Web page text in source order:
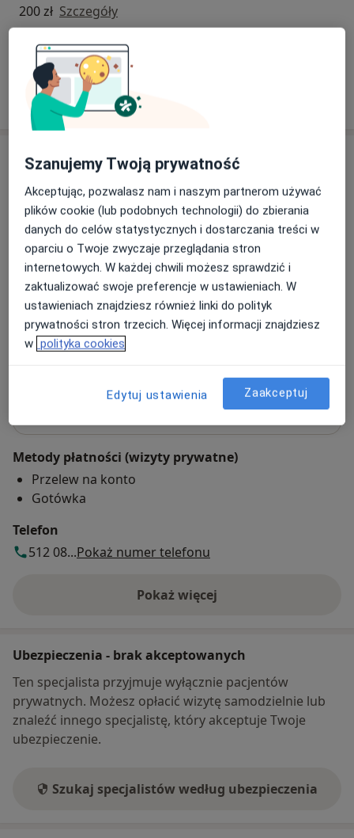
200 zł Szczegóły
+ 1 usługa
W jaki sposób ustalane są ceny?
Adresy (3)
Adres 1 Online Adres 2
Gabinet Psychoterapii Poznawczo-
Behawioralnej
Podkarpacka 5A,38-400Krosno
Dostępność
Pokaż kalendarz
Metody płatności (wizyty prywatne)
Przelew na konto
Gotówka
Telefon
512 08...Pokaż numer telefonu
Pokaż więcej
o adresie
Ubezpieczenia - brak akceptowanych
Ten specjalista przyjmuje wyłącznie pacjentów
prywatnych. Możesz opłacić wizytę samodzielnie lub
znaleźć innego specjalistę, który akceptuje Twoje
ubezpieczenie.
Szukaj specjalistów według ubezpieczenia
Szanujemy Twoją prywatność
Akceptując, pozwalasz nam i naszym partnerom używać
plików cookie (lub podobnych technologii) do zbierania
danych do celów statystycznych i dostarczania treści w
oparciu o Twoje zwyczaje przeglądania stron
internetowych. W każdej chwili możesz sprawdzić i
zaktualizować swoje preferencje w ustawieniach. W
ustawieniach znajdziesz również linki do polityk
prywatności stron trzecich. Więcej informacji znajdziesz
w polityka cookies
Edytuj ustawienia Zaakceptuj